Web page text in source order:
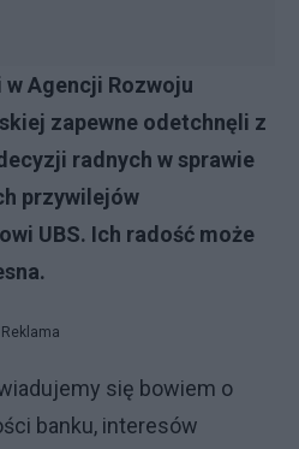
w Agencji Rozwoju
zapewne odetchnęli z
radnych w sprawie
przywilejów
UBS. Ich radość może
Reklama
się bowiem o
banku, interesów